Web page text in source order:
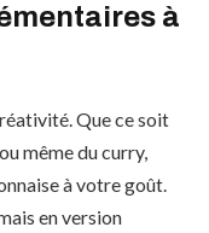
à
Que ce soit
même du curry,
à votre goût.
en version